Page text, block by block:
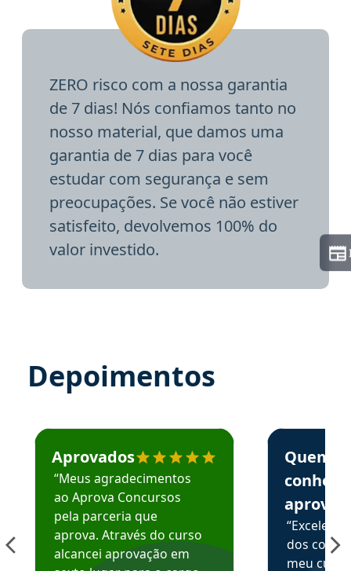
ZERO risco com a nossa garantia
de 7 dias! Nós confiamos tanto no
nosso material, que damos uma
garantia de 7 dias para você
estudar com segurança e sem
preocupações. Se você não estiver
satisfeito, devolvemos 100% do
valor investido.
Depoimentos
Estudante José recomenda o Aprova Concursos em
Aprovados
“Meus agradecimentos
ao Aprova Concursos
pela parceria que
aprova. Através do curso
alcancei aprovação em
Estudante
Quem
aprova
dos
meu